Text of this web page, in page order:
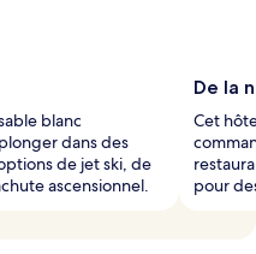
blanc
dans des
de jet ski, de
ascensionnel.
De la
Cet
pour